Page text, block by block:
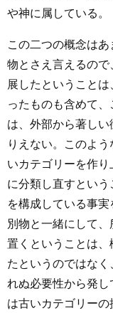
や神に属している。
この二つの概念は
物とさえ言えるの
展したということ
ったものも含めて
は、外部から著し
りえない。このよ
いカテゴリーを作
に分類し直すとい
を構成している事
別物と一緒にして
置くということは
たというのではな
れぬ必要性から発
は古いカテゴリー